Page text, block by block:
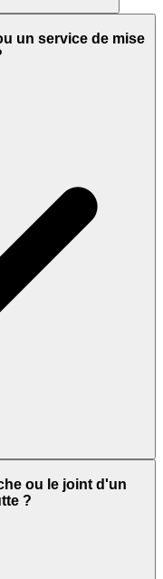
un service de mise
ou le joint d'un
?